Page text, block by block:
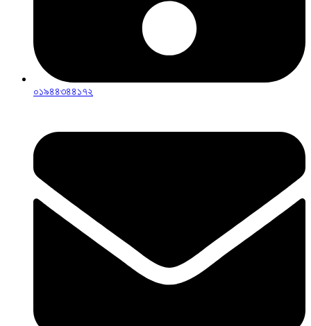
০১৯৪৪৩৪৪১৭২